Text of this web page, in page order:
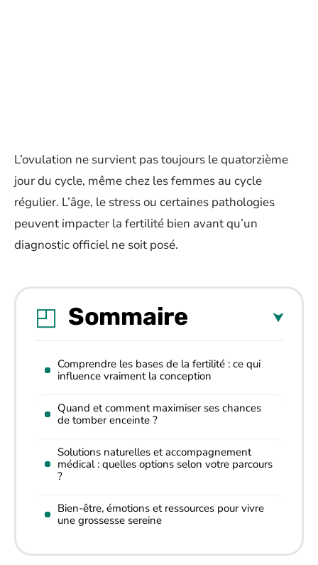
L’ovulation ne survient pas toujours le quatorzième
jour du cycle, même chez les femmes au cycle
régulier. L’âge, le stress ou certaines pathologies
peuvent impacter la fertilité bien avant qu’un
diagnostic officiel ne soit posé.
Sommaire
Comprendre les bases de la fertilité : ce qui
influence vraiment la conception
Quand et comment maximiser ses chances
de tomber enceinte ?
Solutions naturelles et accompagnement
médical : quelles options selon votre parcours
?
Bien-être, émotions et ressources pour vivre
une grossesse sereine